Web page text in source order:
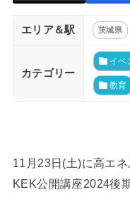
エリア＆駅 茨城県
カテゴリー
イベ
教育
11月23日(土)に高エ
KEK公開講座2024後